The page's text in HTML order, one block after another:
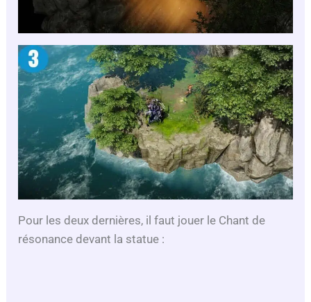
Pour les deux dernières, il faut jouer le Chant de
résonance devant la statue :